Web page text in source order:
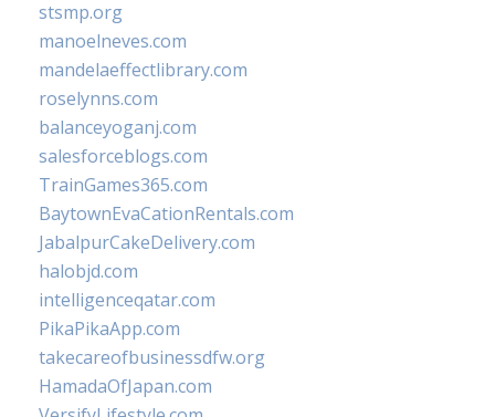
stsmp.org
manoelneves.com
mandelaeffectlibrary.com
roselynns.com
balanceyoganj.com
salesforceblogs.com
TrainGames365.com
BaytownEvaCationRentals.com
JabalpurCakeDelivery.com
halobjd.com
intelligenceqatar.com
PikaPikaApp.com
takecareofbusinessdfw.org
HamadaOfJapan.com